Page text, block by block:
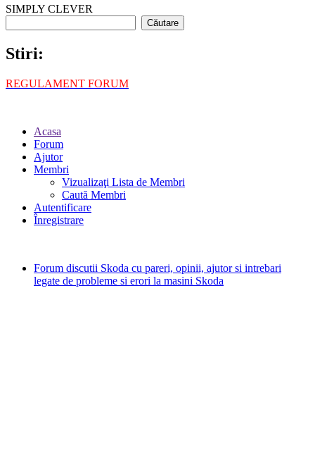
SIMPLY CLEVER
Stiri:
REGULAMENT FORUM
Acasa
Forum
Ajutor
Membri
Vizualizaţi Lista de Membri
Caută Membri
Autentificare
Înregistrare
Forum discutii Skoda cu pareri, opinii, ajutor si intrebari
legate de probleme si erori la masini Skoda